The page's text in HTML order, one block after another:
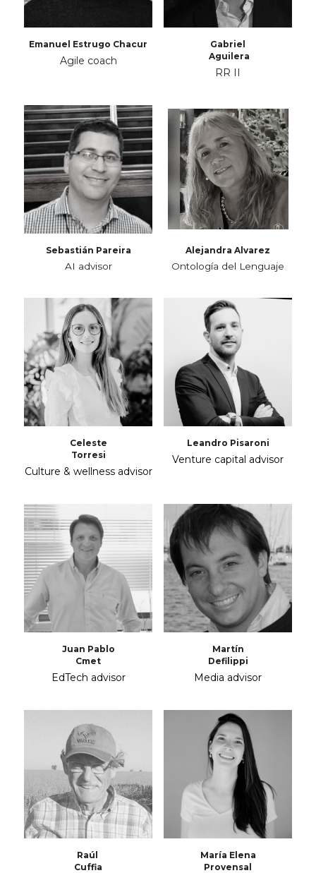
Emanuel Estrugo Chacur
Agile coach
Gabriel
Aguilera
RR II
Sebastián Pareira
AI advisor
Alejandra Alvarez
Ontología del Lenguaje
Celeste
Torresi
Culture & wellness advisor
Leandro Pisaroni
Venture capital advisor
Juan Pablo
Cmet
EdTech advisor
Martín
Defilippi
Media advisor
Raúl
Cuffia
María Elena
Provensal